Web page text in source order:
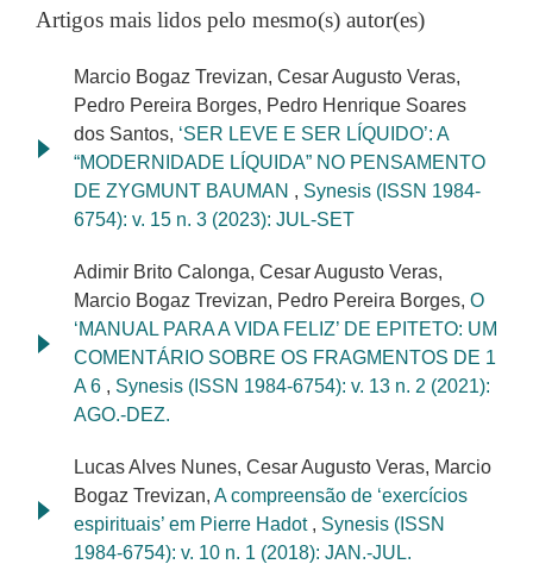
Artigos mais lidos pelo mesmo(s) autor(es)
Marcio Bogaz Trevizan, Cesar Augusto Veras,
Pedro Pereira Borges, Pedro Henrique Soares
dos Santos, ‘SER LEVE E SER LÍQUIDO’: A
“MODERNIDADE LÍQUIDA” NO PENSAMENTO
DE ZYGMUNT BAUMAN , Synesis (ISSN 1984-
6754): v. 15 n. 3 (2023): JUL-SET
Adimir Brito Calonga, Cesar Augusto Veras,
Marcio Bogaz Trevizan, Pedro Pereira Borges, O
‘MANUAL PARA A VIDA FELIZ’ DE EPITETO: UM
COMENTÁRIO SOBRE OS FRAGMENTOS DE 1
A 6 , Synesis (ISSN 1984-6754): v. 13 n. 2 (2021):
AGO.-DEZ.
Lucas Alves Nunes, Cesar Augusto Veras, Marcio
Bogaz Trevizan, A compreensão de ‘exercícios
espirituais’ em Pierre Hadot , Synesis (ISSN
1984-6754): v. 10 n. 1 (2018): JAN.-JUL.